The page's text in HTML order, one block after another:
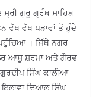
ਗੁਰੂ ਗ੍ਰੰਥ ਸਾਹਿਬ
ਵੱਖ ਵੱਖ ਪੜਾਵਾਂ ਤੋਂ ਹੁੰਦੇ
। ਜਿੱਥੇ ਨਗਰ
ਆਸ਼ੂ ਸ਼ਰਮਾ ਅਤੇ ਗੌਰਵ
ਸਿੰਘ ਕਾਲੀਆ
ਦਿਆਲ ਸਿੰਘ